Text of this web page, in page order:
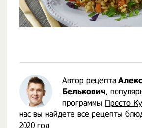
Автор рецепта
Белькович,
программы Просто
нас вы найдете все рецепты
2020 год